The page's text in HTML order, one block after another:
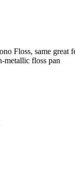
Floss, same great
metallic floss pan